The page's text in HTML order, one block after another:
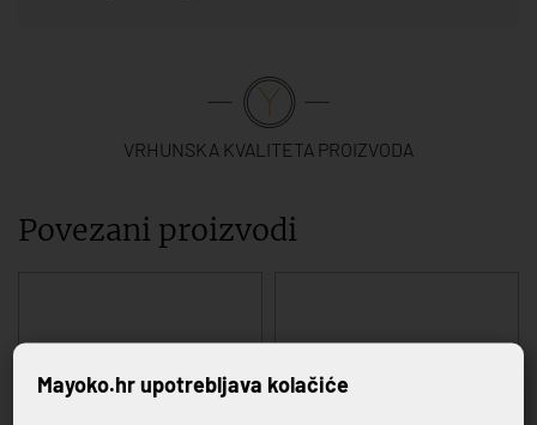
VRHUNSKA KVALITETA PROIZVODA
Povezani proizvodi
Mayoko.hr upotrebljava kolačiće